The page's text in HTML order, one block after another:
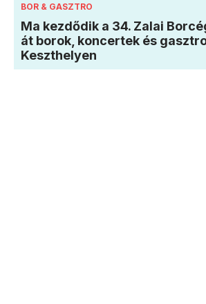
BOR & GASZTRO
Ma kezdődik a 34. Zalai
át borok, koncertek és
Keszthelyen